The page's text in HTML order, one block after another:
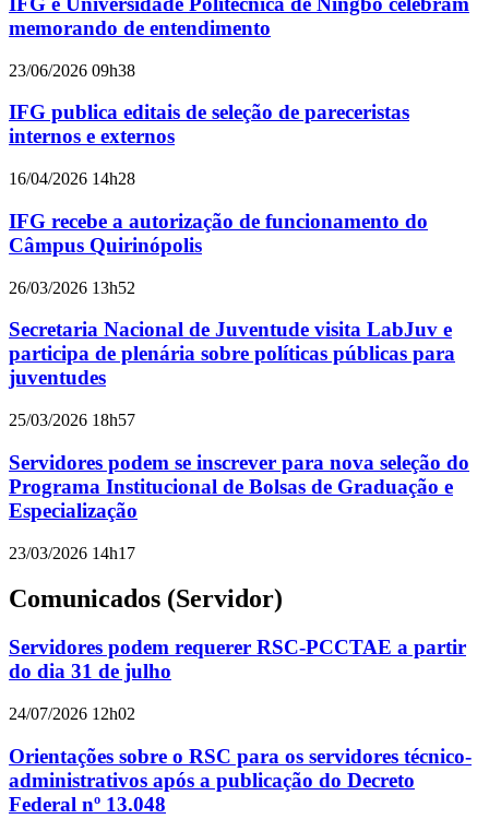
memorando de entendimento
23/06/2026 09h38
IFG publica editais de seleção de pareceristas
internos e externos
16/04/2026 14h28
IFG recebe a autorização de funcionamento do
Câmpus Quirinópolis
26/03/2026 13h52
Secretaria Nacional de Juventude visita LabJuv e
participa de plenária sobre políticas públicas para
juventudes
25/03/2026 18h57
Servidores podem se inscrever para nova seleção do
Programa Institucional de Bolsas de Graduação e
Especialização
23/03/2026 14h17
Comunicados (Servidor)
Servidores podem requerer RSC-PCCTAE a partir
do dia 31 de julho
24/07/2026 12h02
Orientações sobre o RSC para os servidores técnico-
administrativos após a publicação do Decreto
Federal nº 13.048